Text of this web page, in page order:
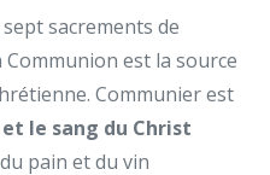
sacrements de
Communion est la source
Communier est
le sang du Christ
pain et du vin